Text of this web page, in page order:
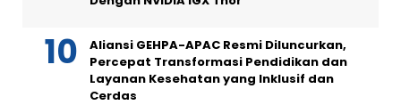
Aliansi GEHPA-APAC Resmi Diluncurkan,
Percepat Transformasi Pendidikan dan
Layanan Kesehatan yang Inklusif dan
Cerdas